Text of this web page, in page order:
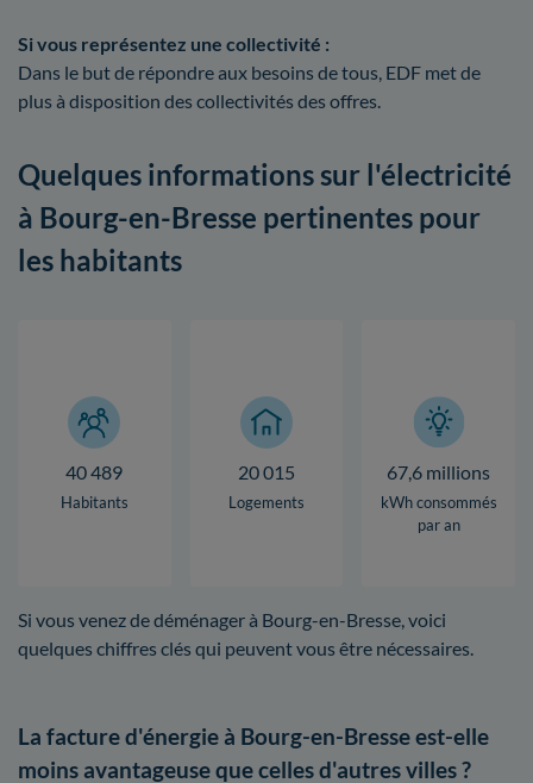
Si vous représentez une collectivité :
Dans le but de répondre aux besoins de tous, EDF met de
plus à disposition des collectivités des offres.
Quelques informations sur l'électricité
à Bourg-en-Bresse pertinentes pour
les habitants
40 489
Habitants
20 015
Logements
67,6 millions
kWh consommés
par an
Si vous venez de déménager à Bourg-en-Bresse, voici
quelques chiffres clés qui peuvent vous être nécessaires.
La facture d'énergie à Bourg-en-Bresse est-elle
moins avantageuse que celles d'autres villes ?